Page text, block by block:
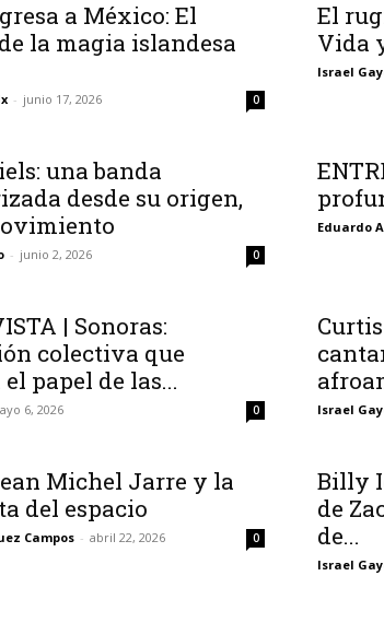
a México: El
la magia islandesa
- junio 17, 2026 0
El
Vida
Israel
una banda
desde su origen,
- junio 2, 2026 0
Eduardo
| Sonoras:
colectiva que
papel de las...
6, 2026 0 Israel
Michel Jarre y la
del espacio
Campos - abril 22, 2026 0
Billy
de
de...
Israel